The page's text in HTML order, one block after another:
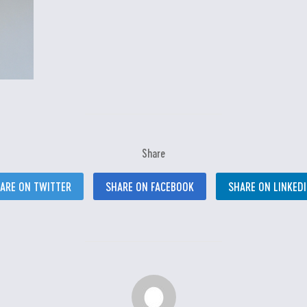
Share
ON TWITTER SHARE ON FACEBOOK SHARE ON